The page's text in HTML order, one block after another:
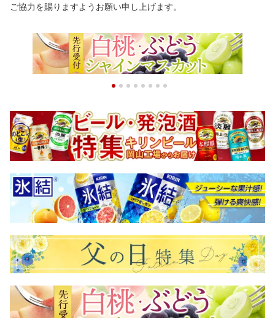
ご協力を賜りますようお願い申し上げます。